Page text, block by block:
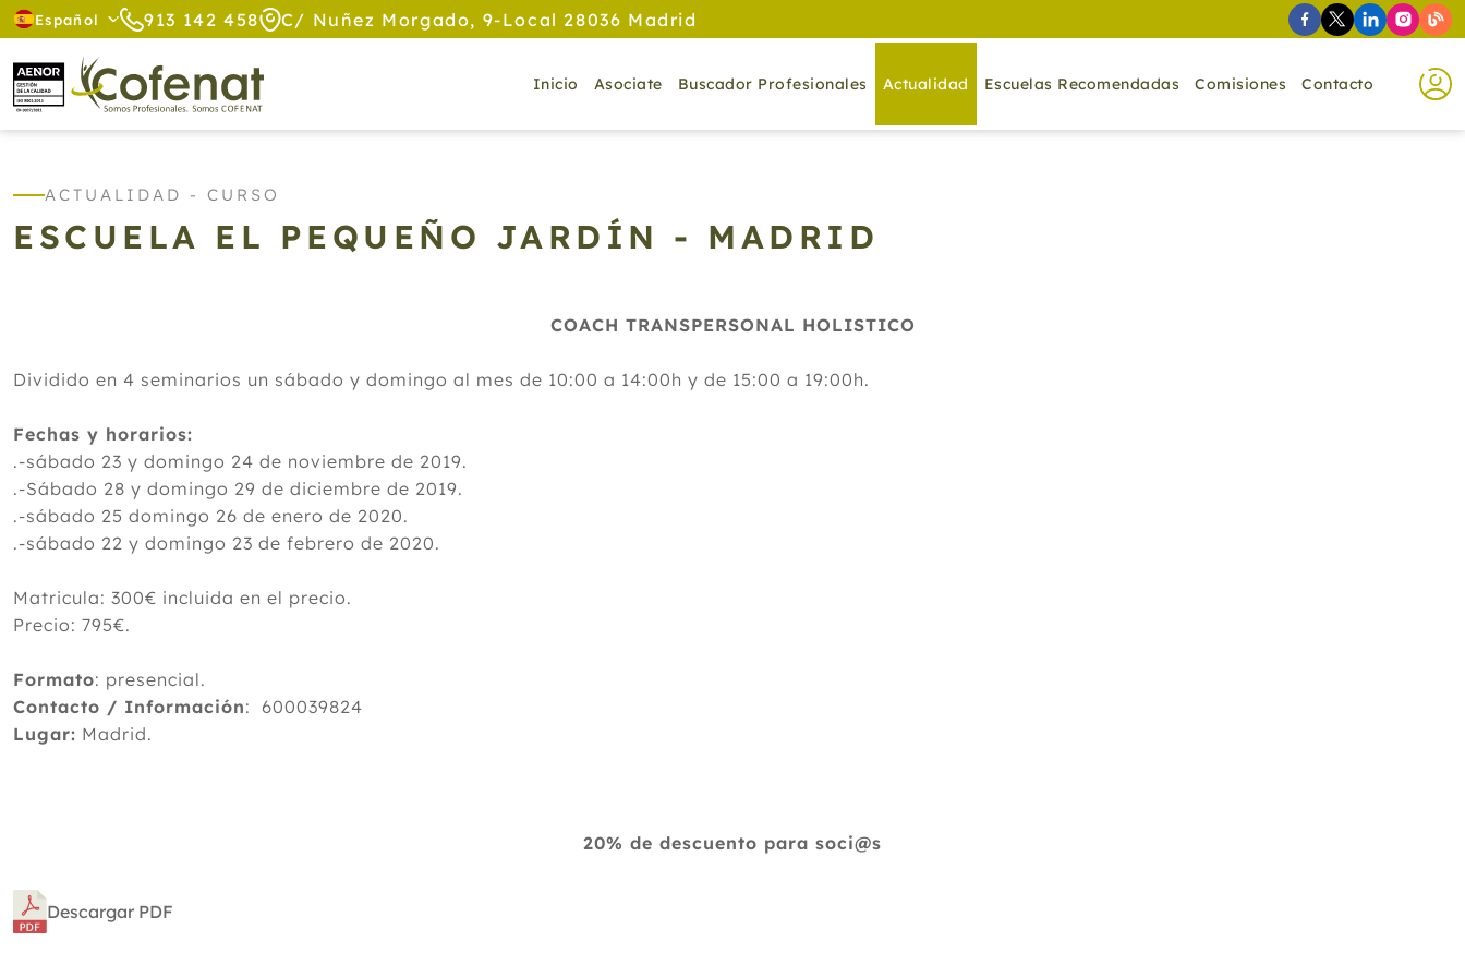
Español 913 142 458 C/ Nuñez Morgado, 9-Local 28036 Madrid
Inicio Asociate Buscador Profesionales Actualidad Escuelas Recomendadas Comisiones Contacto
ACTUALIDAD - CURSO
ESCUELA EL PEQUEÑO JARDÍN - MADRID
COACH TRANSPERSONAL HOLISTICO
Dividido en 4 seminarios un sábado y domingo al mes de 10:00 a 14:00h y de 15:00 a 19:00h.
Fechas y horarios:
.-sábado 23 y domingo 24 de noviembre de 2019.
.-Sábado 28 y domingo 29 de diciembre de 2019.
.-sábado 25 domingo 26 de enero de 2020.
.-sábado 22 y domingo 23 de febrero de 2020.
Matricula: 300€ incluida en el precio.
Precio: 795€.
Formato: presencial.
Contacto / Información: 600039824
Lugar: Madrid.
20% de descuento para soci@s
Descargar PDF